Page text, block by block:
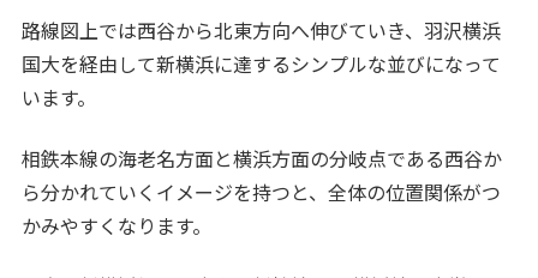
路線図上では西谷から北東方向へ伸びていき、羽沢横浜
国大を経由して新横浜に達するシンプルな並びになって
います。
相鉄本線の海老名方面と横浜方面の分岐点である西谷か
ら分かれていくイメージを持つと、全体の位置関係がつ
かみやすくなります。